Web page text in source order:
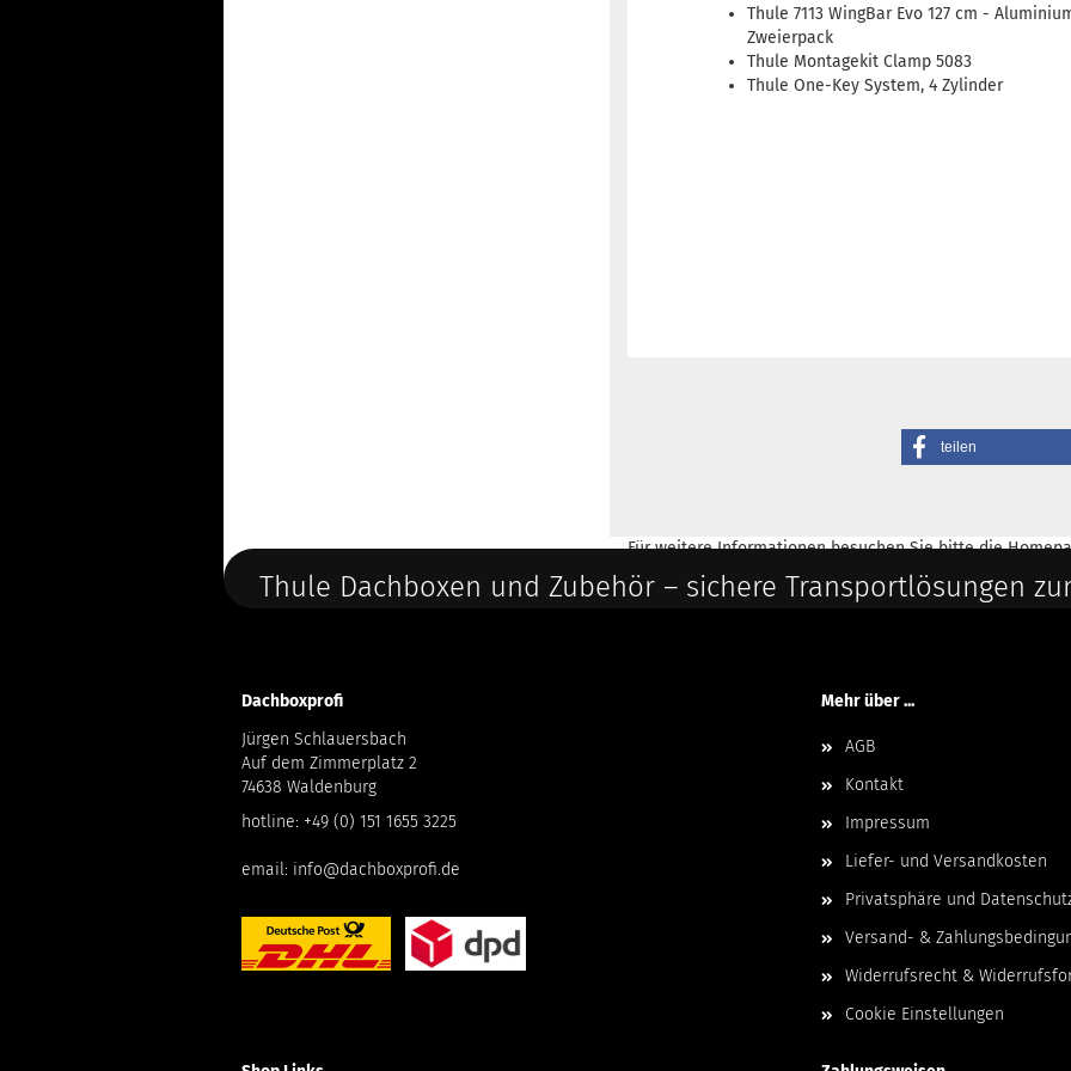
Thule 7113 WingBar Evo 127 cm -
Zweierpack
Thule Montagekit Clamp 5083
Thule One-Key System, 4 Zylinder
teilen
Für weitere Informationen besuchen Sie bitte die
Thule Dachboxen und Zubehör – sichere Transportlösungen
Dachboxprofi
Jürgen Schlauersbach
Auf dem Zimmerplatz 2
74638 Waldenburg
hotline: +49 (0) 151 1655 3225
email: info@dachboxprofi.de
Mehr über ...
AGB
Kontakt
Impressum
Liefer- und Versandkosten
Privatsphäre und
Versand- &
Widerrufsrecht &
Cookie Einstellungen